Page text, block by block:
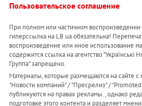
Пользовательское соглашение
При полном или частичном
гиперссылка на LB.ua обязательна!
воспроизведение или иное использование
содержится ссылка на агентство "Українськi
Группа" запрещено.
Материалы, которые размещаются на сайте с
"Новости компаний" / "Пресрелиз" /
публикуются на правах рекламы. , однако
подготовке этого контента и разделяет